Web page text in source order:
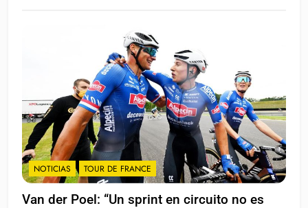
NOTICIAS TOUR DE FRANCE
Van der Poel: “Un sprint en circuito no es